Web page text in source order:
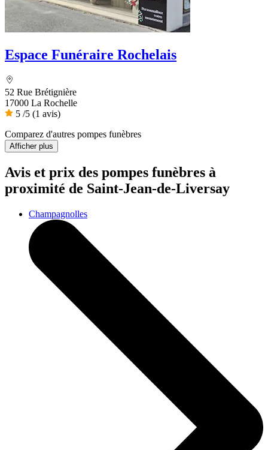
Espace Funéraire Rochelais
52 Rue Brétignière
17000 La Rochelle
5 /5 (1 avis)
Comparez d'autres pompes funèbres
Afficher plus
Avis et prix des pompes funèbres à
proximité de Saint-Jean-de-Liversay
Champagnolles